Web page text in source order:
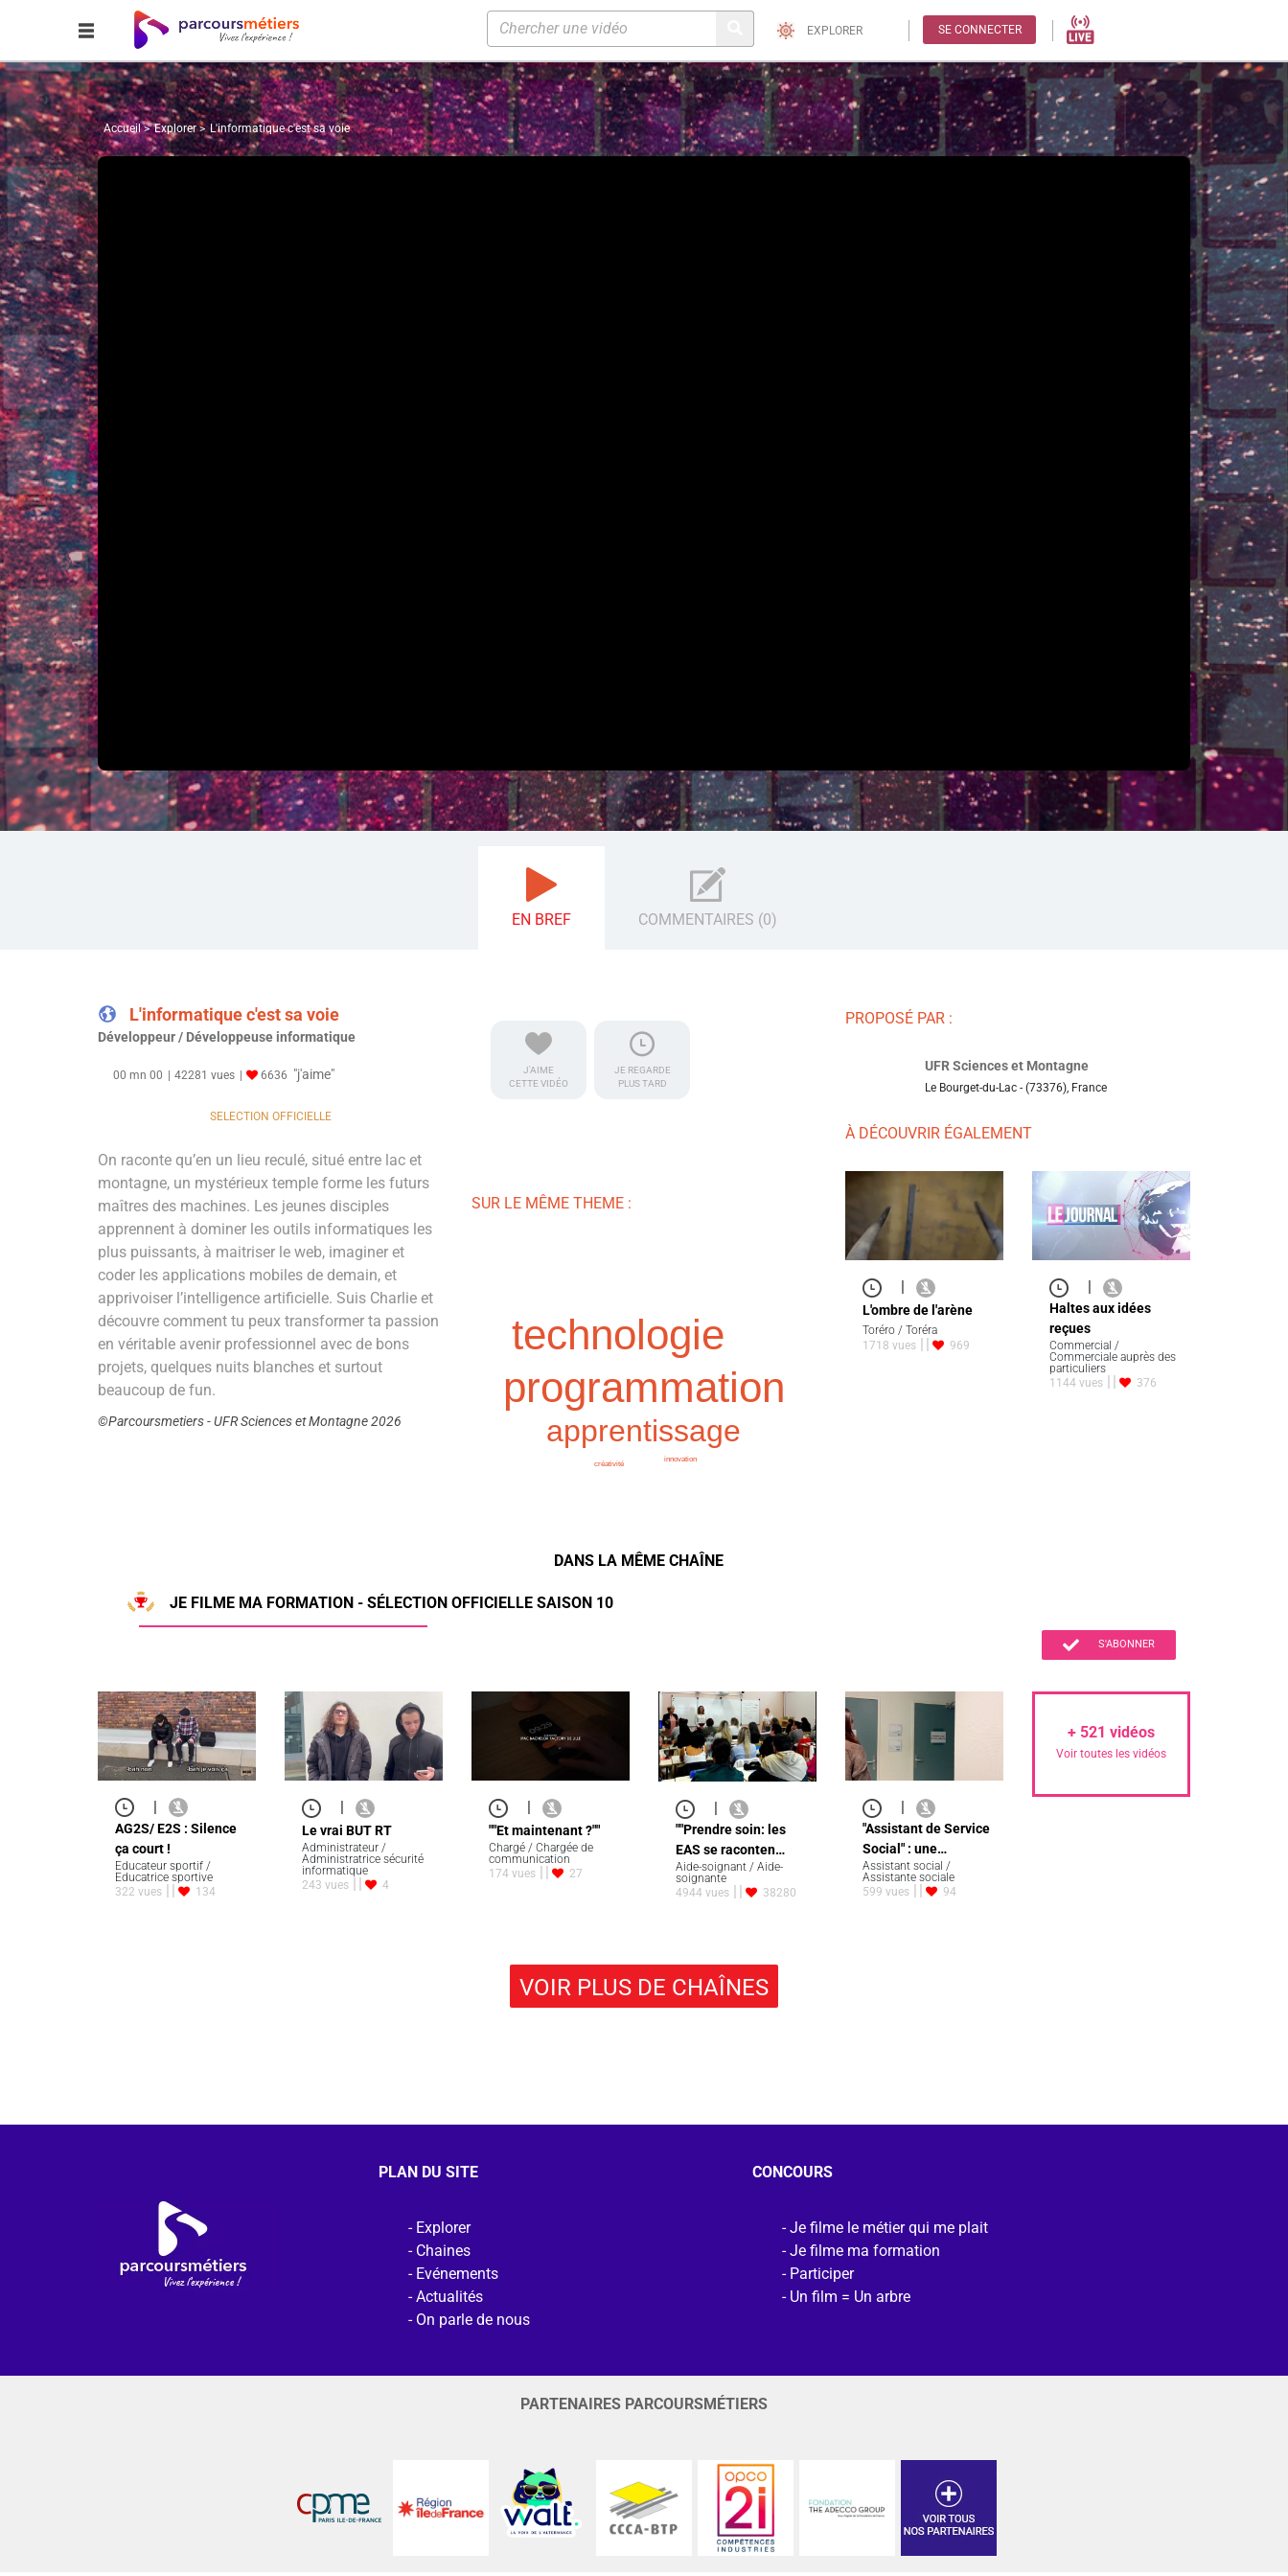
EXPLORER SE CONNECTER
Accueil Explorer L'informatique c'est sa voie
EN BREF COMMENTAIRES (0)
L'informatique c'est sa voie
Développeur / Développeuse informatique
00 mn 00 42281 vues 6636 "j'aime"
SELECTION OFFICIELLE
On raconte qu’en un lieu reculé, situé entre lac et
montagne, un mystérieux temple forme les futurs
maîtres des machines. Les jeunes disciples
apprennent à dominer les outils informatiques les
plus puissants, à maitriser le web, imaginer et
coder les applications mobiles de demain, et
apprivoiser l’intelligence artificielle. Suis Charlie et
découvre comment tu peux transformer ta passion
en véritable avenir professionnel avec de bons
projets, quelques nuits blanches et surtout
beaucoup de fun.
©Parcoursmetiers - UFR Sciences et Montagne 2026
J'AIME
CETTE VIDÉO
JE REGARDE
PLUS TARD
SUR LE MÊME THEME :
programmation
technologie
apprentissage
innovation
créativité
PROPOSÉ PAR :
UFR Sciences et Montagne
Le Bourget-du-Lac - (73376), France
À DÉCOUVRIR ÉGALEMENT
L'ombre de l'arène
Toréro / Toréra
1718 vues
969
Haltes aux idées
reçues
Commercial /
Commerciale auprès des
particuliers
1144 vues
376
DANS LA MÊME CHAÎNE
JE FILME MA FORMATION - SÉLECTION OFFICIELLE SAISON 10
S'ABONNER
|
AG2S/ E2S : Silence
ça court !
Educateur sportif /
Educatrice sportive
322 vues
134
Le vrai BUT RT
Administrateur /
Administratrice sécurité
informatique
243 vues
4
""Et maintenant ?""
Chargé / Chargée de
communication
174 vues
27
|
""Prendre soin: les
EAS se raconten…
Aide-soignant / Aide-
soignante
4944 vues
38280
"Assistant de Service
Social" : une…
Assistant social /
Assistante sociale
599 vues
94
+ 521 vidéos
Voir toutes les vidéos
VOIR PLUS DE CHAÎNES
PLAN DU SITE
Explorer
Chaines
Evénements
Actualités
On parle de nous
CONCOURS
Je filme le métier qui me plait
Je filme ma formation
Participer
Un film = Un arbre
PARTENAIRES PARCOURSMÉTIERS